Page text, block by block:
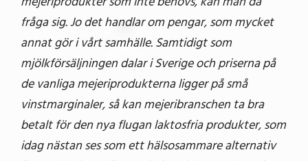
fråga sig. Jo det handlar om pengar, som mycket
annat gör i vårt samhälle. Samtidigt som
mjölkförsäljningen dalar i Sverige och priserna på
de vanliga mejeriprodukterna ligger på små
vinstmarginaler, så kan mejeribranschen ta bra
betalt för den nya flugan laktosfria produkter, som
idag nästan ses som ett hälsosammare alternativ